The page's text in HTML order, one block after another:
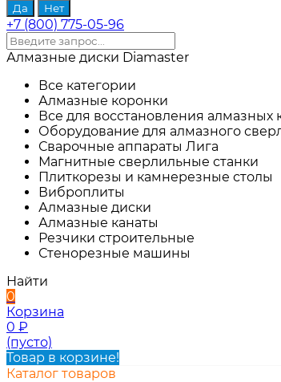
+7 (800) 775-05-96
Алмазные диски Diamaster
Все категории
Алмазные коронки
Все для восстановления алмазных
Оборудование для алмазного
Сварочные аппараты Лига
Магнитные сверлильные станки
Плиткорезы и камнерезные столы
Виброплиты
Алмазные диски
Алмазные канаты
Резчики строительные
Стенорезные машины
Найти
0
Корзина
0 ₽
(пусто)
Товар в корзине!
Каталог товаров